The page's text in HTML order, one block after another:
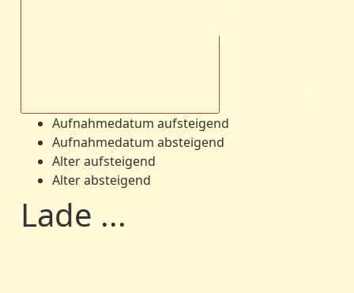
Aufnahmedatum aufsteigend
Aufnahmedatum absteigend
Alter aufsteigend
Alter absteigend
Lade ...